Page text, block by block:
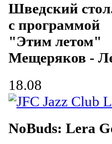
Шведский
с программой
"Этим летом"
Мещеряков -
18.08
NoBuds: Lera